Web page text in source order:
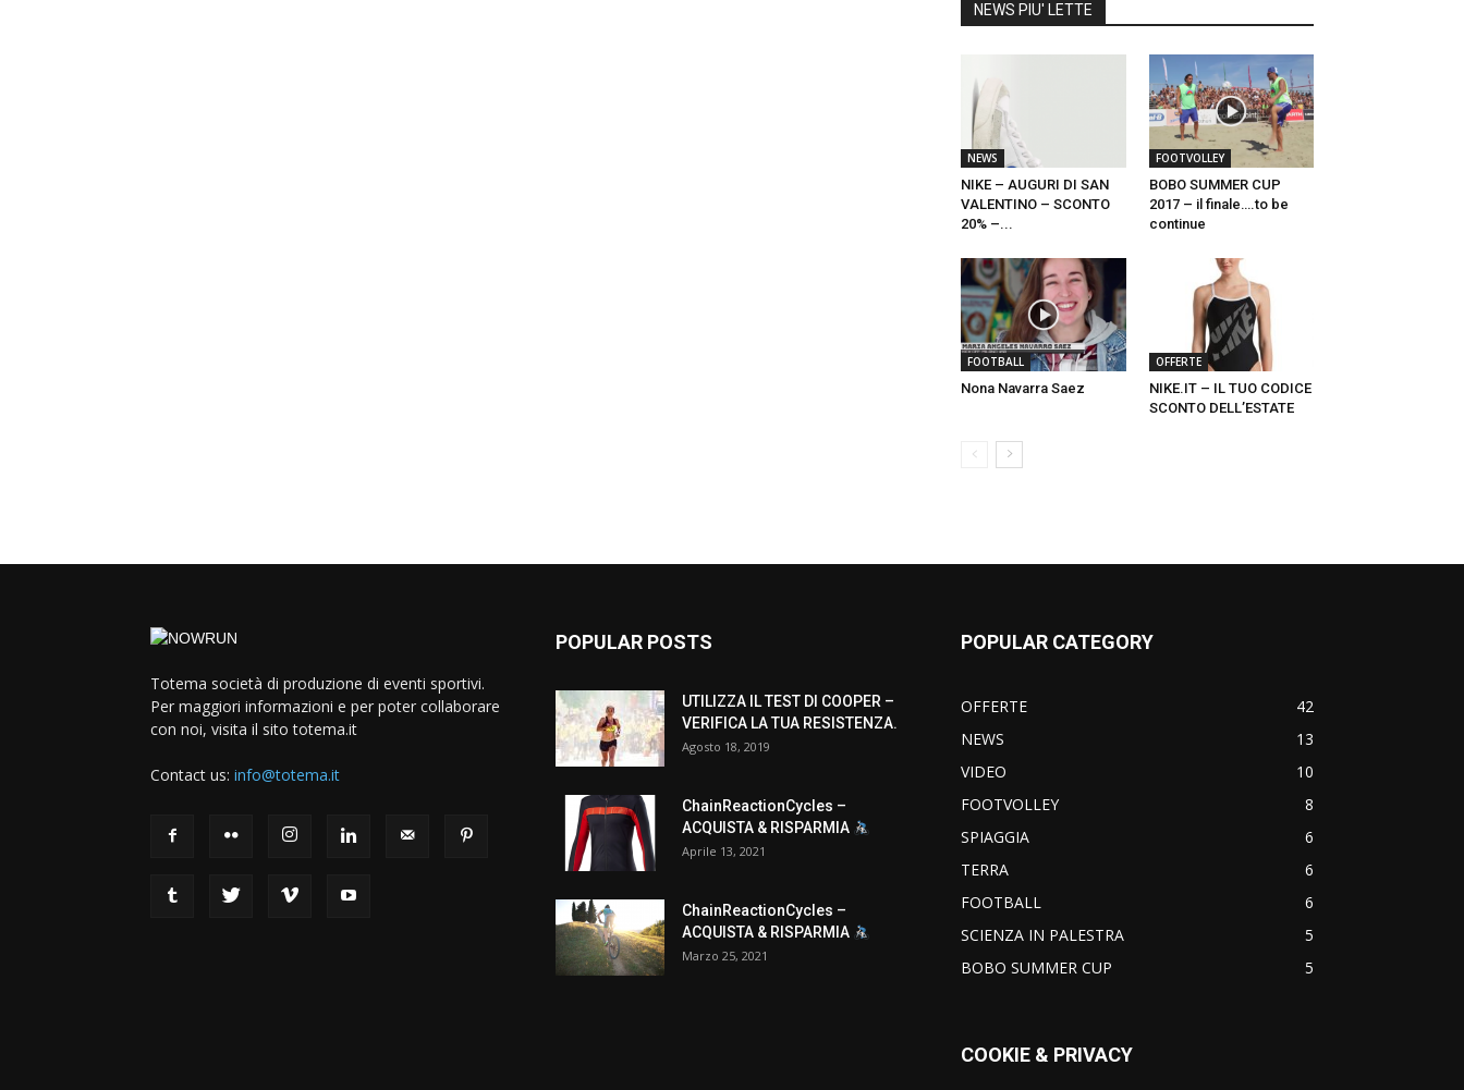
NEWS PIU' LETTE
NEWS
NIKE – AUGURI DI SAN
VALENTINO – SCONTO
20% –...
FOOTVOLLEY
BOBO SUMMER CUP
2017 – il finale….to be
continue
FOOTBALL
Nona Navarra Saez
OFFERTE
NIKE.IT – IL TUO CODICE
SCONTO DELL’ESTATE
Totema società di produzione di eventi sportivi.
Per maggiori informazioni e per poter collaborare
con noi, visita il sito totema.it
Contact us: info@totema.it
POPULAR POSTS
UTILIZZA IL TEST DI COOPER –
VERIFICA LA TUA RESISTENZA.
Agosto 18, 2019
ChainReactionCycles –
ACQUISTA & RISPARMIA
Aprile 13, 2021
ChainReactionCycles –
ACQUISTA & RISPARMIA
Marzo 25, 2021
POPULAR CATEGORY
OFFERTE
42
NEWS
13
VIDEO
10
FOOTVOLLEY
8
SPIAGGIA
6
TERRA
6
FOOTBALL
6
SCIENZA IN PALESTRA
5
BOBO SUMMER CUP
5
COOKIE & PRIVACY